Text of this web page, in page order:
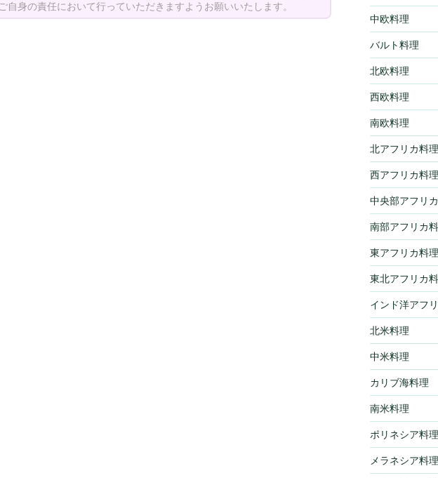
自身の責任において行っていただきますようお願いいたします。
中欧料理
バルト料理
北欧料理
西欧料理
南欧料理
北アフリカ料理
西アフリカ料理
中央部アフリ
南部アフリカ
東アフリカ料理
東北アフリカ
インド洋アフ
北米料理
中米料理
カリブ海料理
南米料理
ポリネシア料理
メラネシア料理